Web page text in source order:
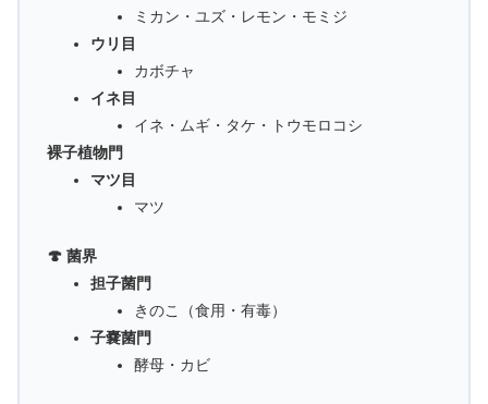
ミカン・ユズ・レモン・モミジ
ウリ目
カボチャ
イネ目
イネ・ムギ・タケ・トウモロコシ
裸子植物門
マツ目
マツ
🍄 菌界
担子菌門
きのこ（食用・有毒）
子嚢菌門
酵母・カビ